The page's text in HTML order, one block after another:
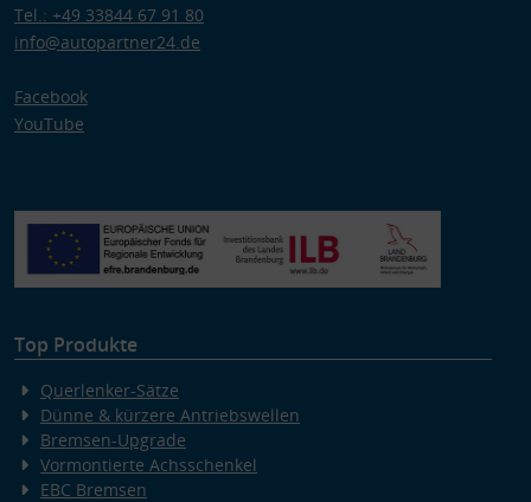
Tel.: +49 33844 67 91 80
info@autopartner24.de
Facebook
YouTube
Top Produkte
Querlenker-Sätze
Dünne & kürzere Antriebswellen
Bremsen-Upgrade
Vormontierte Achsschenkel
EBC Bremsen